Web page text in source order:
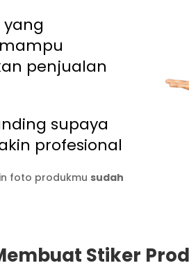
yang
penjualan
supaya
profesional
foto produkmu sudah
Stiker